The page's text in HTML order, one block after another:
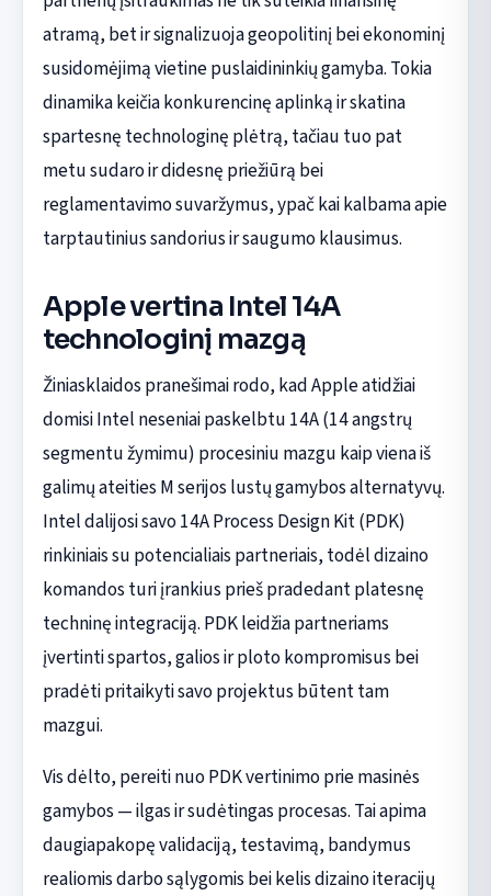
atramą, bet ir signalizuoja geopolitinį bei ekonominį
susidomėjimą vietine puslaidininkių gamyba. Tokia
dinamika keičia konkurencinę aplinką ir skatina
spartesnę technologinę plėtrą, tačiau tuo pat
metu sudaro ir didesnę priežiūrą bei
reglamentavimo suvaržymus, ypač kai kalbama apie
tarptautinius sandorius ir saugumo klausimus.
Apple vertina Intel 14A
technologinį mazgą
Žiniasklaidos pranešimai rodo, kad Apple atidžiai
domisi Intel neseniai paskelbtu 14A (14 angstrų
segmentu žymimu) procesiniu mazgu kaip viena iš
galimų ateities M serijos lustų gamybos alternatyvų.
Intel dalijosi savo 14A Process Design Kit (PDK)
rinkiniais su potencialiais partneriais, todėl dizaino
komandos turi įrankius prieš pradedant platesnę
techninę integraciją. PDK leidžia partneriams
įvertinti spartos, galios ir ploto kompromisus bei
pradėti pritaikyti savo projektus būtent tam
mazgui.
Vis dėlto, pereiti nuo PDK vertinimo prie masinės
gamybos — ilgas ir sudėtingas procesas. Tai apima
daugiapakopę validaciją, testavimą, bandymus
realiomis darbo sąlygomis bei kelis dizaino iteracijų